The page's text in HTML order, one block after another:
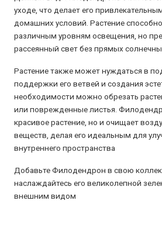
уходе, что делает его
домашних условий. Растение
различным уровням освещения, но
рассеянный свет без прямых
Растение также может нуждаться в
поддержки его ветвей и создания
необходимости можно обрезать
или поврежденные листья.
красивое растение, но и очищает
веществ, делая его идеальным для
внутреннего пространства
Добавьте Филодендрон в свою
наслаждайтесь его великолепной
внешним видом